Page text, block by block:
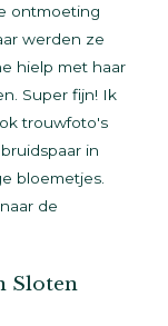
ontmoeting
werden ze
hielp met haar
Super fijn! Ik
trouwfoto's
in
bloemetjes.
de
Sloten